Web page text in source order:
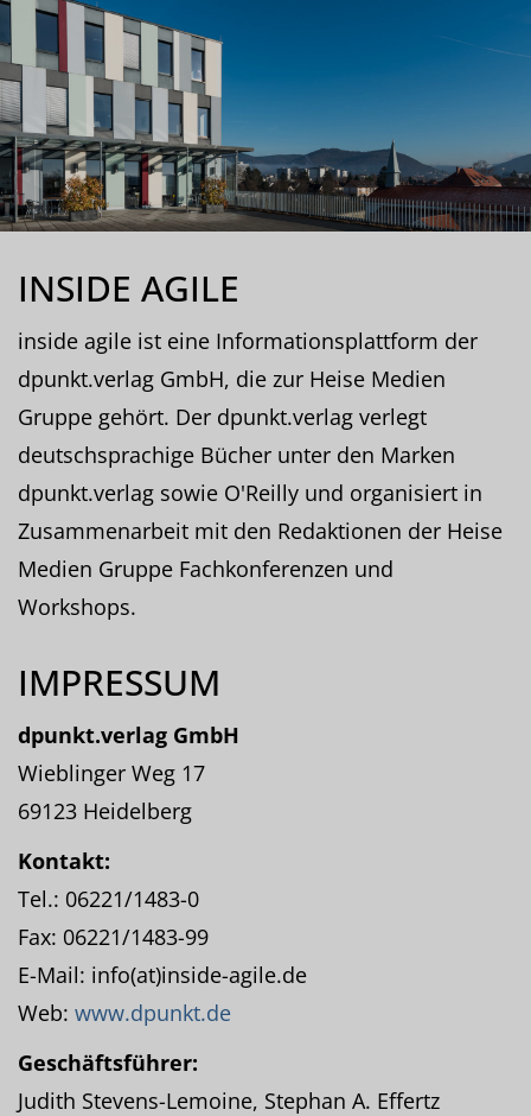
INSIDE AGILE
inside agile ist eine Informationsplattform der
dpunkt.verlag GmbH, die zur Heise Medien
Gruppe gehört. Der dpunkt.verlag verlegt
deutschsprachige Bücher unter den Marken
dpunkt.verlag sowie O'Reilly und organisiert in
Zusammenarbeit mit den Redaktionen der Heise
Medien Gruppe Fachkonferenzen und
Workshops.
IMPRESSUM
dpunkt.verlag GmbH
Wieblinger Weg 17
69123 Heidelberg
Kontakt:
Tel.: 06221/1483-0
Fax: 06221/1483-99
E-Mail: info(at)inside-agile.de
Web: www.dpunkt.de
Geschäftsführer:
Judith Stevens-Lemoine, Stephan A. Effertz